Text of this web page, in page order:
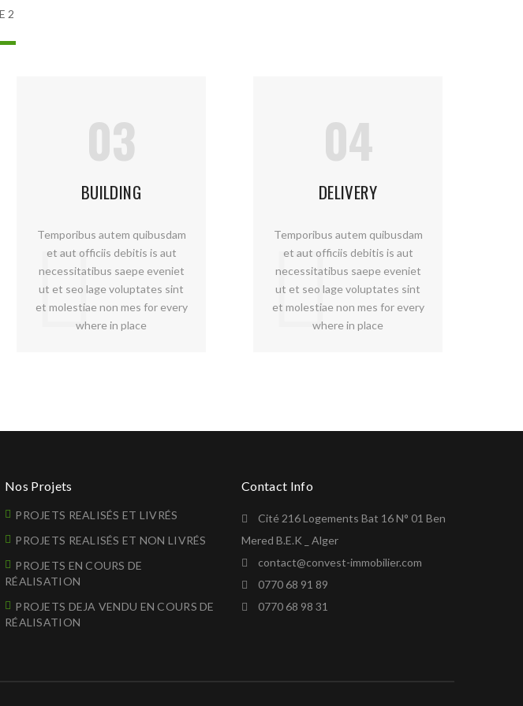
2
03
BUILDING
Temporibus autem quibusdam
et aut officiis debitis is aut
necessitatibus saepe eveniet
ut et seo lage voluptates sint
et molestiae non mes for every
where in place
04
DELIVERY
Temporibus autem quibusdam
et aut officiis debitis is aut
necessitatibus saepe eveniet
ut et seo lage voluptates sint
et molestiae non mes for every
where in place
Nos Projets
PROJETS REALISÉS ET LIVRÉS
PROJETS REALISÉS ET NON LIVRÉS
PROJETS EN COURS DE
RÉALISATION
PROJETS DEJA VENDU EN COURS DE
RÉALISATION
Contact Info
Cité 216 Logements Bat 16 N° 01 Ben
Mered B.E.K _ Alger
contact@convest-immobilier.com
0770 68 91 89
0770 68 98 31